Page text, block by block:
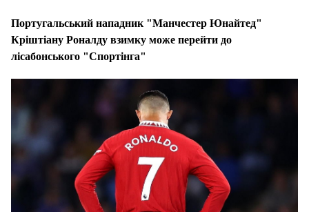
Португальський нападник "Манчестер Юнайтед"
Кріштіану Роналду взимку може перейти до
лісабонського "Спортінга"